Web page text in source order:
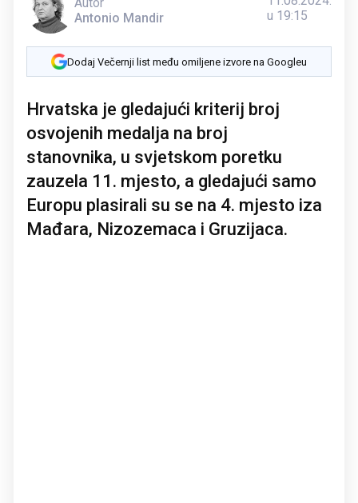
Autor
Antonio Mandir
u 19:15
Dodaj Večernji list među omiljene izvore na Googleu
Hrvatska je gledajući kriterij broj
osvojenih medalja na broj
stanovnika, u svjetskom poretku
zauzela 11. mjesto, a gledajući samo
Europu plasirali su se na 4. mjesto iza
Mađara, Nizozemaca i Gruzijaca.